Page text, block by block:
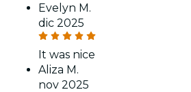
Evelyn M.
dic 2025
It was nice
Aliza M.
nov 2025